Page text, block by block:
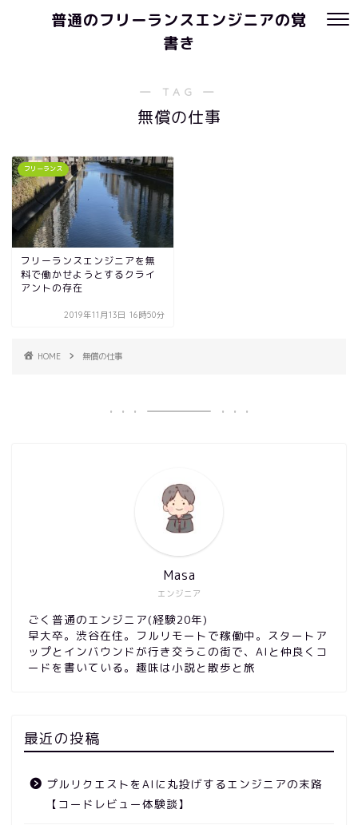
普通のフリーランスエンジニアの覚
書き
― TAG ―
無償の仕事
フリーランス
フリーランスエンジニアを無
料で働かせようとするクライ
アントの存在
2019年11月13日 16時50分
HOME 無償の仕事
エンジニア
Masa
ごく普通のエンジニア(経験20年)
早大卒。渋谷在住。フルリモートで稼働中。スタートア
ップとインバウンドが行き交うこの街で、AIと仲良くコ
ードを書いている。趣味は小説と散歩と旅
最近の投稿
プルリクエストをAIに丸投げするエンジニアの末路
【コードレビュー体験談】